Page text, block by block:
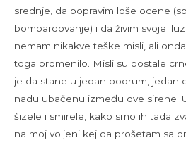
srednje, da popravim loše ocene
bombardovanje) i da živim svoje
nemam nikakve teške misli, ali
toga promenilo. Misli su postale
je da stane u jedan podrum, jedan
nadu ubačenu između dve sirene.
šizele i smirele, kako smo ih tada
na moj voljeni kej da prošetam sa